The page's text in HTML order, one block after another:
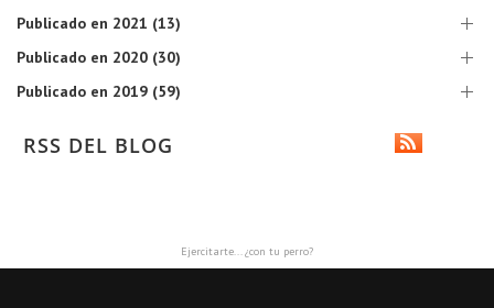
Publicado en 2021 (13)
Publicado en 2020 (30)
Publicado en 2019 (59)
RSS DEL BLOG
Ejercitarte... ¿con tu perro?